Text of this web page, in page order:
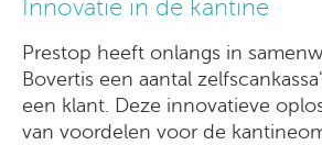
Innovatie in de kantine
Prestop heeft onlangs in
Bovertis een aantal
een klant. Deze innovatieve
van voordelen voor de